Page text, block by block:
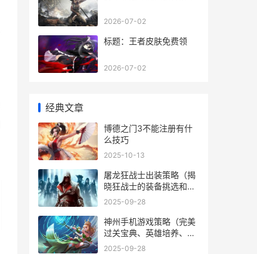
2026-07-02
标题：王者皮肤免费领
2026-07-02
经典文章
博德之门3不能注册有什
么技巧
2025-10-13
屠龙狂战士出装策略（揭
晓狂战士的装备挑选和诀
窍 狂战屠龙官网
2025-09-28
神州手机游戏策略（完美
过关宝典、英雄培养、装
备强化等策略大揭晓 神州
2025-09-28